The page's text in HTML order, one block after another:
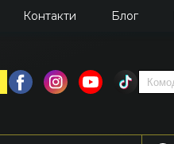
Контакти Блог